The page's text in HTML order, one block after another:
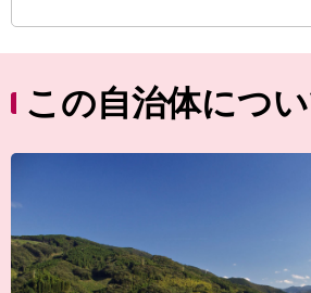
この自治体につ